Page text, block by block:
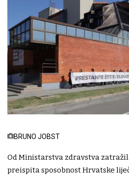
BRUNO JOBST
Od Ministarstva zdravstva
preispita sposobnost Hrvatske